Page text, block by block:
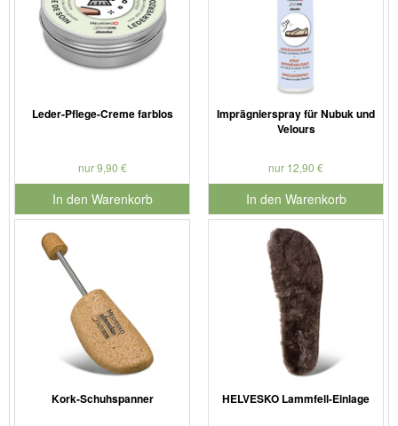
Leder-Pflege-Creme farblos
nur 9,90 €
In den Warenkorb
für Produktnummer 901186
Imprägnierspray für Nubuk und
Velours
nur 12,90 €
In den Warenkorb
für Produktnummer 901179
Kork-Schuhspanner HELVESKO Lammfell-Einlage